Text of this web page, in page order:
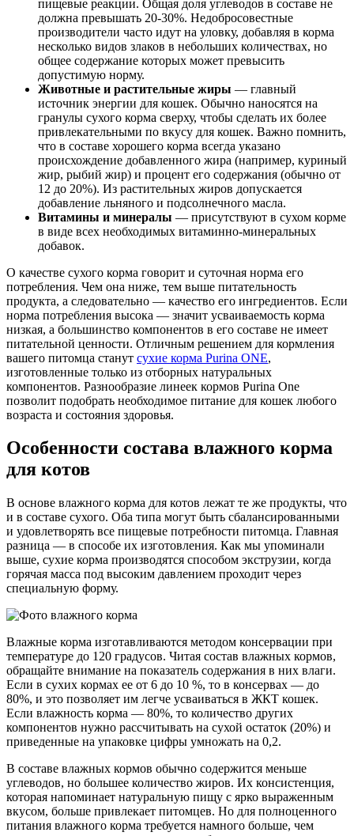
пищевые реакции. Общая доля углеводов в составе не
должна превышать 20-30%. Недобросовестные
производители часто идут на уловку, добавляя в корма
несколько видов злаков в небольших количествах, но
общее содержание которых может превысить
допустимую норму.
Животные и растительные жиры — главный
источник энергии для кошек. Обычно наносятся на
гранулы сухого корма сверху, чтобы сделать их более
привлекательными по вкусу для кошек. Важно помнить,
что в составе хорошего корма всегда указано
происхождение добавленного жира (например, куриный
жир, рыбий жир) и процент его содержания (обычно от
12 до 20%). Из растительных жиров допускается
добавление льняного и подсолнечного масла.
Витамины и минералы — присутствуют в сухом корме
в виде всех необходимых витаминно-минеральных
добавок.
О качестве сухого корма говорит и суточная норма его
потребления. Чем она ниже, тем выше питательность
продукта, а следовательно — качество его ингредиентов. Если
норма потребления высока — значит усваиваемость корма
низкая, а большинство компонентов в его составе не имеет
питательной ценности. Отличным решением для кормления
вашего питомца станут сухие корма Purina ONE,
изготовленные только из отборных натуральных
компонентов. Разнообразие линеек кормов Purina One
позволит подобрать необходимое питание для кошек любого
возраста и состояния здоровья.
Особенности состава влажного корма
для котов
В основе влажного корма для котов лежат те же продукты, что
и в составе сухого. Оба типа могут быть сбалансированными
и удовлетворять все пищевые потребности питомца. Главная
разница — в способе их изготовления. Как мы упоминали
выше, сухие корма производятся способом экструзии, когда
горячая масса под высоким давлением проходит через
специальную форму.
Влажные корма изготавливаются методом консервации при
температуре до 120 градусов. Читая состав влажных кормов,
обращайте внимание на показатель содержания в них влаги.
Если в сухих кормах ее от 6 до 10 %, то в консервах — до
80%, и это позволяет им легче усваиваться в ЖКТ кошек.
Если влажность корма — 80%, то количество других
компонентов нужно рассчитывать на сухой остаток (20%) и
приведенные на упаковке цифры умножать на 0,2.
В составе влажных кормов обычно содержится меньше
углеводов, но большее количество жиров. Их консистенция,
которая напоминает натуральную пищу с ярко выраженным
вкусом, больше привлекает питомцев. Но для полноценного
питания влажного корма требуется намного больше, чем